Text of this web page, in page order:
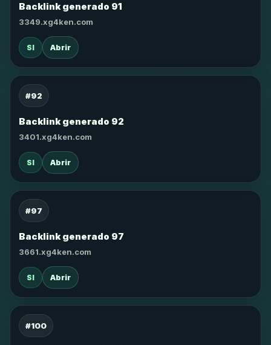
Backlink generado 91
3349.xg4ken.com
SI Abrir
#92
Backlink generado 92
3401.xg4ken.com
SI Abrir
#97
Backlink generado 97
3661.xg4ken.com
SI Abrir
#100